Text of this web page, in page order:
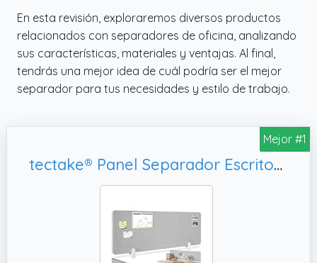
En esta revisión, exploraremos diversos productos
relacionados con separadores de oficina, analizando
sus características, materiales y ventajas. Al final,
tendrás una mejor idea de cuál podría ser el mejor
separador para tus necesidades y estilo de trabajo.
Mejor #1
tectake® Panel Separador Escritorio, Funda Poliéster 130x40 cm - Gris